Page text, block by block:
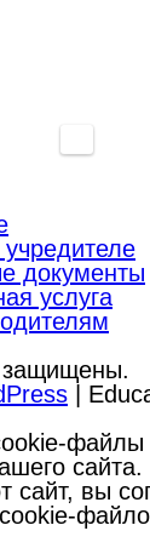
документы
услуга
защищены.
|
файлы
сайт, вы